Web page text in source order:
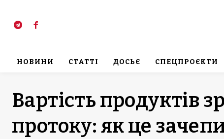
НОВИНИ СТАТТІ ДОСЬЄ СПЕЦПРОЄКТИ
Вартість продуктів
протоку: як це